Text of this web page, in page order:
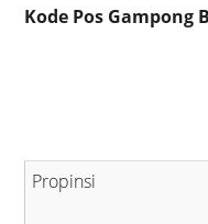
Kode Pos Gampong